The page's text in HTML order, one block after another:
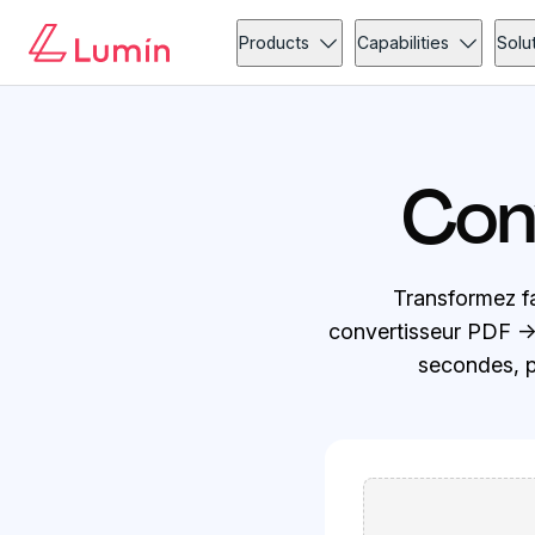
Products Capabilities
Transformez
convertisseur PDF
secondes,